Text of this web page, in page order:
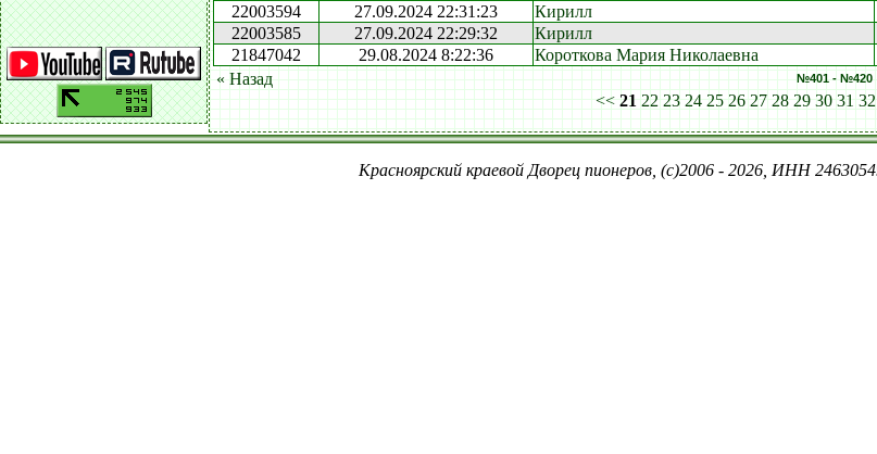
22003594
27.09.2024 22:31:23 Кирилл
22003585
27.09.2024 22:29:32 Кирилл
21847042
29.08.2024 8:22:36 Короткова Мария Николаевна
« Назад
№401 - №420
<< 21 22 23 24 25 26 27 28 29 30 31 32
Красноярский краевой Дворец пионеров, (c)2006 - 2026, ИНН